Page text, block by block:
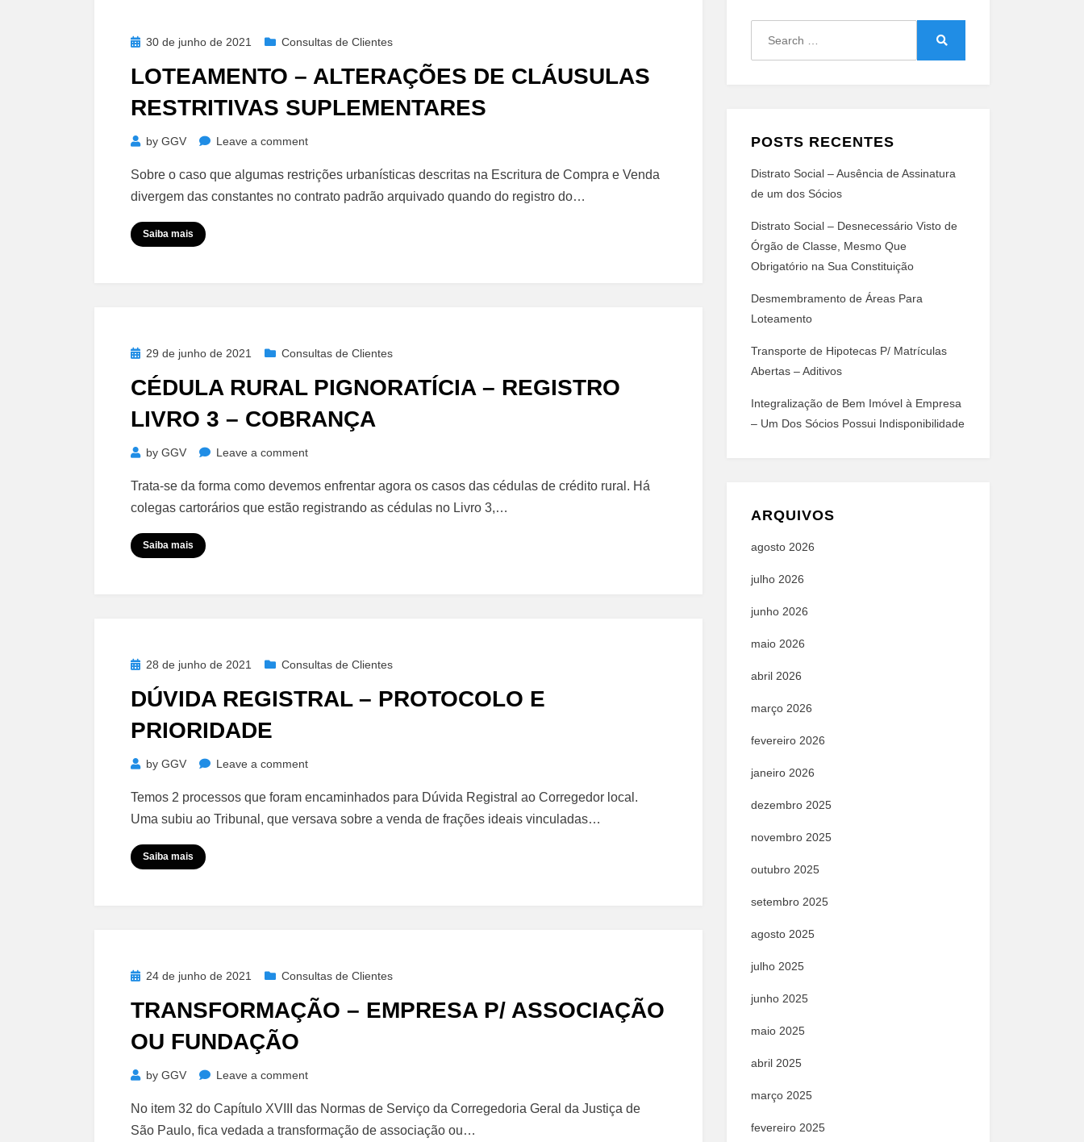
Posted
30 de junho de 2021 Consultas de Clientes
LOTEAMENTO – ALTERAÇÕES DE CLÁUSULAS
RESTRITIVAS SUPLEMENTARES
by GGV Leave a commenton
–
Alterações
Sobre o caso que algumas restrições urbanísticas descritas na Escritura de Compra e Venda
divergem das constantes no contrato padrão arquivado quando do registro do…
Saiba mais
Posted29 de junho de 2021 Consultas de Clientes
CÉDULA RURAL PIGNORATÍCIA – REGISTRO
LIVRO 3 – COBRANÇA
by GGV Leave a commenton
Rural
Pignoratícia
Trata-se da forma como devemos enfrentar agora os casos das cédulas de crédito rural. Há
colegas cartorários que estão registrando as cédulas no Livro 3,…
Saiba mais
Posted28 de junho de 2021 Consultas de Clientes
DÚVIDA REGISTRAL – PROTOCOLO E
PRIORIDADE
by GGV Leave a commenton
Registral
–
Temos 2 processos que foram encaminhados para Dúvida Registral ao Corregedor local.
Uma subiu ao Tribunal, que versava sobre a venda de frações ideais vinculadas…
Saiba mais
Posted24 de junho de 2021 Consultas de Clientes
TRANSFORMAÇÃO – EMPRESA P/ ASSOCIAÇÃO
OU FUNDAÇÃO
by GGV Leave a commenton
–
Empresa
No item 32 do Capítulo XVIII das Normas de Serviço da Corregedoria Geral da Justiça de
São Paulo, fica vedada a transformação de associação ou…
POSTS RECENTES
Distrato Social – Ausência de Assinatura
de um dos Sócios
Distrato Social – Desnecessário Visto de
Órgão de Classe, Mesmo Que
Obrigatório na Sua Constituição
Desmembramento de Áreas Para
Loteamento
Transporte de Hipotecas P/ Matrículas
Abertas – Aditivos
Integralização de Bem Imóvel à Empresa
– Um Dos Sócios Possui Indisponibilidade
ARQUIVOS
agosto 2026
julho 2026
junho 2026
maio 2026
abril 2026
março 2026
fevereiro 2026
janeiro 2026
dezembro 2025
novembro 2025
outubro 2025
setembro 2025
agosto 2025
julho 2025
junho 2025
maio 2025
abril 2025
março 2025
fevereiro 2025